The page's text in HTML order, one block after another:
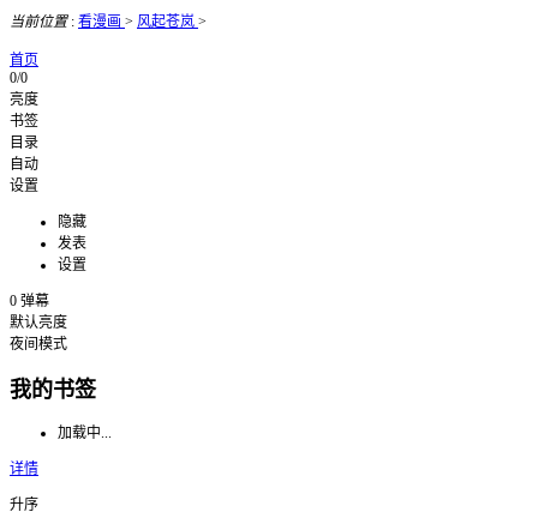
当前位置: 看漫画 > 风起苍岚 >
首页
0/0
亮度
书签
目录
自动
设置
隐藏
发表
设置
0 弹幕
默认亮度
夜间模式
我的书签
加载中...
详情
升序